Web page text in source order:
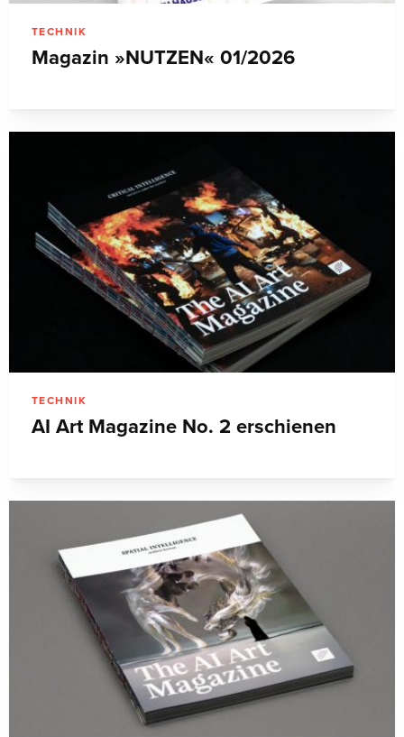
TECHNIK
Magazin »NUTZEN« 01/2026
TECHNIK
AI Art Magazine No. 2 erschienen